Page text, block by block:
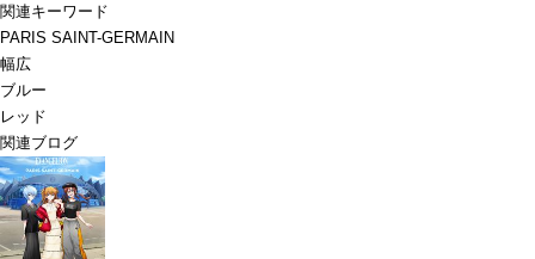
関連キーワード
PARIS SAINT-GERMAIN
幅広
ブルー
レッド
関連ブログ